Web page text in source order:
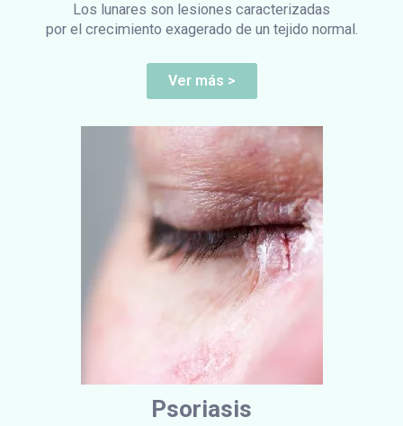
Los lunares son lesiones caracterizadas
por el crecimiento exagerado de un tejido normal.
Ver más >
Psoriasis